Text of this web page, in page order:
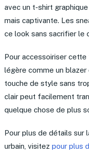
avec un t-shirt
mais captivante. Les
ce look sans sacrifier le
Pour accessoiriser
légère comme un blazer
touche de style sans
clair peut facilement
quelque chose de plus
Pour plus de détails sur
urbain, visitez pour plus